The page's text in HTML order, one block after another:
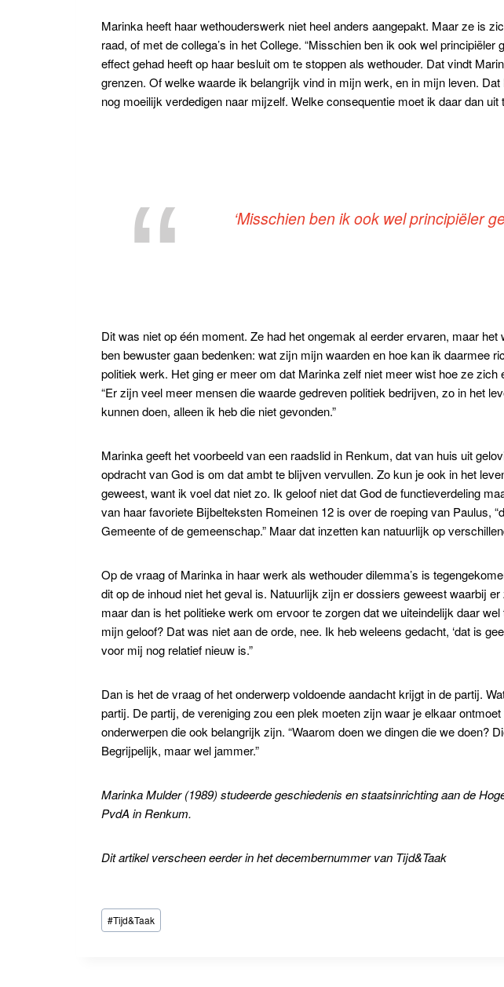
Marinka heeft haar wethouderswerk niet heel anders aangepakt. Maar ze is
raad, of met de collega’s in het College. “Misschien ben ik ook wel
effect gehad heeft op haar besluit om te stoppen als wethouder. Dat vindt
grenzen. Of welke waarde ik belangrijk vind in mijn werk, en in mijn leven.
nog moeilijk verdedigen naar mijzelf. Welke consequentie moet ik daar dan uit
‘Misschien ben ik ook wel principiëler
Dit was niet op één moment. Ze had het ongemak al eerder ervaren, maar
ben bewuster gaan bedenken: wat zijn mijn waarden en hoe kan ik daarmee
politiek werk. Het ging er meer om dat Marinka zelf niet meer wist hoe ze
“Er zijn veel meer mensen die waarde gedreven politiek bedrijven, zo in het
kunnen doen, alleen ik heb die niet gevonden.”
Marinka geeft het voorbeeld van een raadslid in Renkum, dat van huis uit
opdracht van God is om dat ambt te blijven vervullen. Zo kun je ook in het
geweest, want ik voel dat niet zo. Ik geloof niet dat God de functieverdeling
van haar favoriete Bijbelteksten Romeinen 12 is over de roeping van Paulus,
Gemeente of de gemeenschap.” Maar dat inzetten kan natuurlijk op
Op de vraag of Marinka in haar werk als wethouder dilemma’s is
dit op de inhoud niet het geval is. Natuurlijk zijn er dossiers geweest waarbij
maar dan is het politieke werk om ervoor te zorgen dat we uiteindelijk daar
mijn geloof? Dat was niet aan de orde, nee. Ik heb weleens gedacht, ‘dat is
voor mij nog relatief nieuw is.”
Dan is het de vraag of het onderwerp voldoende aandacht krijgt in de partij.
partij. De partij, de vereniging zou een plek moeten zijn waar je elkaar
onderwerpen die ook belangrijk zijn. “Waarom doen we dingen die we doen?
Begrijpelijk, maar wel jammer.”
Marinka Mulder (1989) studeerde geschiedenis en staatsinrichting aan de
PvdA in Renkum.
Dit artikel verscheen eerder in het decembernummer van Tijd&Taak
Bericht
tags:
#Tijd&Taak